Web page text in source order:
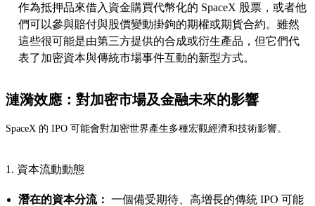
作為抵押品來借入資金購買代幣化的 SpaceX 股票，或者他
們可以參與賠付與股價變動掛鉤的期權或期貨合約。雖然
這些很可能是由第三方提供的合成或衍生產品，但它們代
表了加密資本與傳統市場事件互動的新型方式。
漣漪效應：對加密市場及金融未來的影響
SpaceX 的 IPO 可能會對加密世界產生多種宏觀經濟和技術影響。
1. 資本流動動態
潛在的資本分流： 一個備受期待、高增長的傳統 IPO 可能